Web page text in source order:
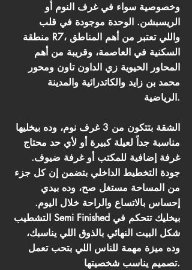
وخصوصية سواء في غرف النوم أو
الريسبشن. الوحدة موجودة في قلب
منطقة R7، واللي تعتبر من أهم المناطق
السكنية في العاصمة، وقريبة من أهم
المحاور الحيوية زي الداون تاون ومحور
محمد بن زايد والكاتدرائية والمدينة
الرياضية.
الشقة بتتكون من 3 غرف نوم، وده بيخليها
مناسبة جداً لعيلة كبيرة أو لأي حد محتاج
غرفة إضافية للمكتب أو غرفة ضيوف.
جودة التخطيط الداخلي بتضمن إن كل جزء
من المساحة مستغل صح، وده بيدي
إحساس بالاتساع والراحة خلال اليوم.
التشطيب Semi Finished بيخليك تتحكم في
شكل البيت النهائي بالذوق اللي يناسبك،
وده ميزة مهمة للناس اللي بتحب تعمل
تصميم يناسب شخصيتها.